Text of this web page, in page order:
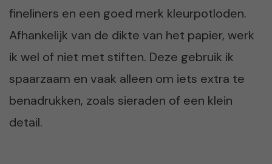
fineliners en een goed merk kleurpotloden.
Afhankelijk van de dikte van het papier, werk
ik wel of niet met stiften. Deze gebruik ik
spaarzaam en vaak alleen om iets extra te
benadrukken, zoals sieraden of een klein
detail.